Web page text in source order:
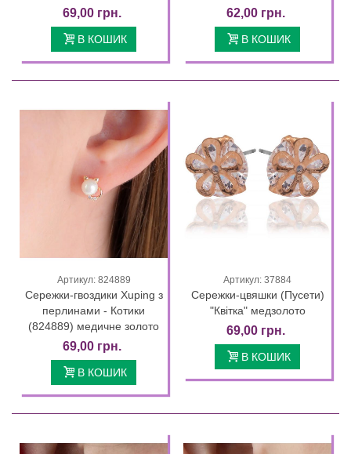
69,00 грн.
В КОШИК
62,00 грн.
В КОШИК
Артикул: 824889
Сережки-гвоздики Xuping з
перлинами - Котики
(824889) медичне золото
69,00 грн.
В КОШИК
Артикул: 37884
Сережки-цвяшки (Пусети)
"Квітка" медзолото
69,00 грн.
В КОШИК